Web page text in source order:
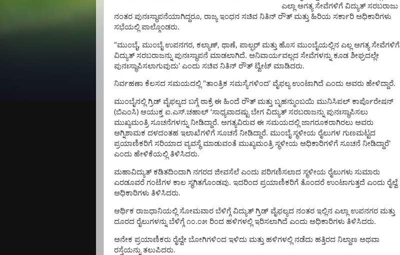
ಎಲ್ಲಾ ಅಗತ್ಯ ಸೇವೆಗಳಿಗೆ ವಿದ್ಯುತ್ ಸರಬರಾಜು
ನಂತರ ಪುನಃಸ್ಥಾಪನೆಯಾಗಿದ್ದರೂ, ರಾಜ್ಯ ಇಂಧನ ಸಚಿವ ನಿತಿನ್ ರೌತ್ ಮತ್ತು ಹಿರಿಯ ಸರ್ಕಾರಿ ಅಧಿಕಾರಿಗಳು
ಸಭೆಯಲ್ಲಿ ಪಾಲ್ಗೊಂಡರು.
"ಮುಂಬೈ, ಮುಂಬೈ ಉಪನಗರ, ಕಲ್ಯಾಣ್, ಥಾಣೆ, ಪಾಲ್ಘರ್ ಮತ್ತು ಹೊಸ ಮುಂಬೈಯಲ್ಲಿನ ಎಲ್ಲ ಅಗತ್ಯ ಸೇವೆಗಳಿಗೆ
ವಿದ್ಯುತ್ ಸರಬರಾಜನ್ನು ಪುನಃಸ್ಥಾಪನೆ ಮಾಡಲಾಗಿದೆ. ಅನಿವಾರ್ಯವಲ್ಲದ ಸೇವೆಗಳನ್ನು ಕೂಡ ಶೀಘ್ರದಲ್ಲೇ
ಪುನಃಸ್ಥಾಪಿಸಲಾಗುವುದು’ ಎಂದು ಸಚಿವ ನಿತಿನ್ ರೌತ್ ಟ್ವೀಟ್ ಮಾಡಿದರು.
ನಿರ್ವಹಣಾ ಕೆಲಸದ ಸಮಯದಲ್ಲಿ "ತಾಂತ್ರಿಕ ಸಮಸ್ಯೆಗಳಿಂದ’ ವೈಫಲ್ಯ ಉಂಟಾಗಿದೆ ಎಂದು ಅವರು ಹೇಳಿದ್ದಾರೆ.
ಮುಂಬೈನಲ್ಲಿ ಗ್ರಿಡ್ ವೈಫಲ್ಯದ ಬಗ್ಗೆ ಠಾಕ್ರೆ ಈ ಹಿಂದೆ ರೌತ್ ಮತ್ತು ಬೃಹನ್ಮುಂಬಯಿ ಮುನಿಸಿಪಲ್ ಕಾರ್ಪೊರೇಷನ್
(ಬಿಎಂಸಿ) ಆಯುಕ್ತ ಐ.ಎಸ್.ಚಹಾಲ್ ‘ಸಾಧ್ಯವಾದಷ್ಟು ಬೇಗ ವಿದ್ಯುತ್ ಸರಬರಾಜನ್ನು ಪುನಃಸ್ಥಾಪಿಸಲು
ಮುಖ್ಯಮಂತ್ರಿ ಸೂಚನೆಗಳನ್ನು ನೀಡಿದ್ದಾರೆ. ಅಗತ್ಯವಿರುವ ಈ ಸಮಯದಲ್ಲಿ ಜಾಗರೂಕರಾಗಿರಲು ಅವರು
ಅಗ್ನಿಶಾಮಕ ದಳದಂತಹ ಇಲಾಖೆಗಳಿಗೆ ಸೂಚನೆ ನೀಡಿದ್ದಾರೆ. ಮುಂಬೈ ಸ್ಥಳೀಯ ರೈಲುಗಳ ಗುಣಮಟ್ಟದ
ಪ್ರಯಾಣಿಕರಿಗೆ ಸರಿಯಾದ ವ್ಯವಸ್ಥೆ ಮಾಡುವಂತೆ ಮುಖ್ಯಮಂತ್ರಿ ಸ್ಥಳೀಯ ಅಧಿಕಾರಿಗಳಿಗೆ ಸೂಚನೆ ನೀಡಿದ್ದಾರೆ’
ಎಂದು ಹೇಳಿಕೆಯಲ್ಲಿ ತಿಳಿಸಿದರು.
ಮಹಾವಿದ್ಯುತ್ ಕಡಿತದಿಂದಾಗಿ ನಗರದ ಜೀವಸೆಲೆ ಎಂದು ಪರಿಗಣಿಸಲಾದ ಸ್ಥಳೀಯ ರೈಲುಗಳು ಸುಮಾರು
ಎರಡೂವರೆ ಗಂಟೆಗಳ ಕಾಲ ಸ್ಥಗಿತಗೊಂಡವು. ಇದರಿಂದ ಪ್ರಯಾಣಿಕರಿಗೆ ತೊಂದರೆ ಉಂಟಾಗುತ್ತದೆ ಎಂದು ರೈಲ್ವೆ
ಅಧಿಕಾರಿಗಳು ತಿಳಿಸಿದರು.
ಆರ್ಥಿಕ ರಾಜಧಾನಿಯಲ್ಲಿ ಸೋಮವಾರ ಬೆಳಿಗ್ಗೆ ವಿದ್ಯುತ್ ಗ್ರಿಡ್ ವೈಫಲ್ಯದ ನಂತರ ಇಲ್ಲಿನ ಎಲ್ಲಾ ಉಪನಗರ ಮತ್ತು
ದೂರದ ರೈಲುಗಳನ್ನು ಬೆಳಿಗ್ಗೆ ೧೦.೦೫ ರಿಂದ ಹಳಿಗಳಲ್ಲಿ ಇರಿಸಲಾಗಿದೆ ಎಂದು ಅಧಿಕಾರಿಗಳು ತಿಳಿಸಿದರು.
ಅನೇಕ ಪ್ರಯಾಣಿಕರು ರೈಲ್ವೇ ಬೋಗಿಗಳಿಂದ ಇಳಿದು ಮತ್ತು ಹಳಿಗಳಲ್ಲಿ ನಡೆದು ಹತ್ತಿರದ ನಿಲ್ದಾಣ ಅಥವಾ
ರಸ್ತೆಯನ್ನು ತಲುಪಿದರು.